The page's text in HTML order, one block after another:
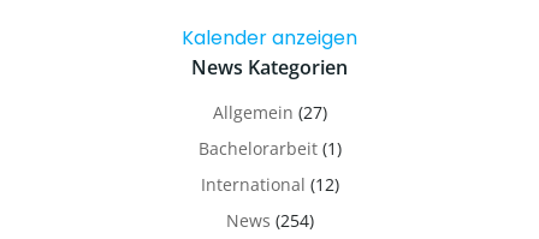
Kalender anzeigen
News Kategorien
Allgemein (27)
Bachelorarbeit(1)
International (12)
News (254)